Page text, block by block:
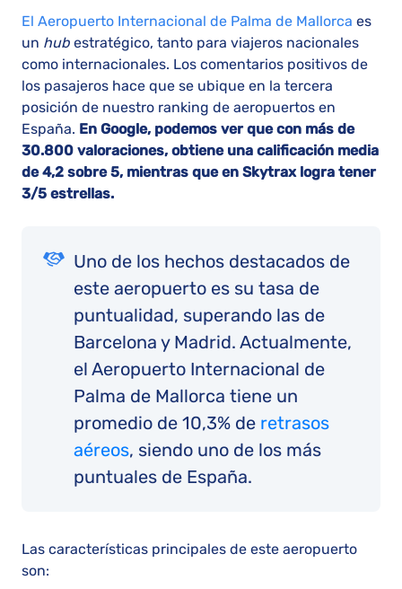
El Aeropuerto Internacional de Palma de Mallorca es
un hub estratégico, tanto para viajeros nacionales
como internacionales. Los comentarios positivos de
los pasajeros hace que se ubique en la tercera
posición de nuestro ranking de aeropuertos en
España. En Google, podemos ver que con más de
30.800 valoraciones, obtiene una calificación media
de 4,2 sobre 5, mientras que en Skytrax logra tener
3/5 estrellas.
Uno de los hechos destacados de
este aeropuerto es su tasa de
puntualidad, superando las de
Barcelona y Madrid. Actualmente,
el Aeropuerto Internacional de
Palma de Mallorca tiene un
promedio de 10,3% de retrasos
aéreos, siendo uno de los más
puntuales de España.
Las características principales de este aeropuerto
son: